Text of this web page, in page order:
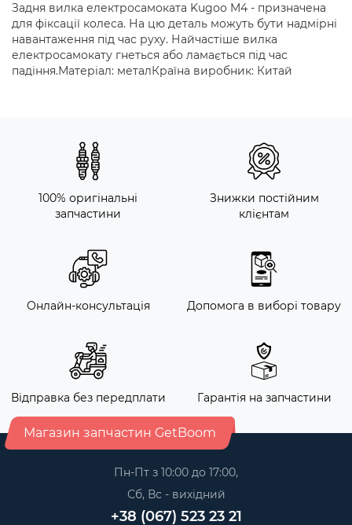
Задня вилка електросамоката Kugoo M4 - призначена
для фіксації колеса. На цю деталь можуть бути надмірні
навантаження під час руху. Найчастіше вилка
електросамокату гнеться або ламається під час
падіння.Матеріал: металКраїна виробник: Китай
100% оригінальні
запчастини
Знижки постійним
клієнтам
Онлайн-консультація Допомога в виборі товару
Відправка без передплати Гарантія на запчастини
Магазин запчастин GetBoom
Пн-Пт з 10:00 до 17:00,
Сб, Вс - вихідний
+38 (067) 523 23 21